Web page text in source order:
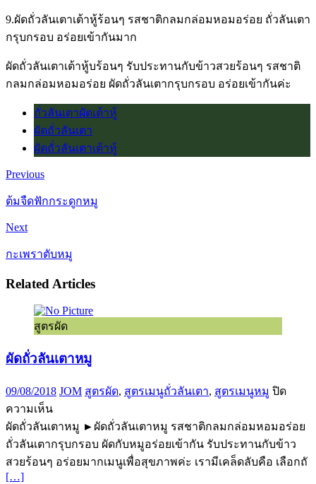
9.ผัดถั่วลันเตาเต้าหู้ร้อนๆ รสชาติกลมกล่อมหอมอร่อย ถั่วลันเตา
กรุบกรอบ อร่อยเข้ากันมาก
ผัดถั่วลันเตาเต้าหู้บร้อนๆ รับประทานกับข้าวสวยร้อนๆ รสชาติ
กลมกล่อมหอมอร่อย ผัดถั่วลันเตากรุบกรอบ อร่อยเข้ากันค่ะ
ถั่วลันเตาผัดเต้าหู้
ผัดถั่วลันเตา
ผัดถั่วลันเตาเต้าหู้
Previous
ต้มจืดฟักกระดูกหมู
Next
กะเพราตับหมู
Related Articles
สูตรผัด
ผัดถั่วลันเตาหมู
09/08/2018 JOM สูตรผัด, สูตรเมนูถั่วลันเตา, สูตรเมนูหมู ปิด
ความเห็นบน
ผัด
ถั่ว
ลันเตา
ผัดถั่วลันเตาหมู ►ผัดถั่วลันเตาหมู รสชาติกลมกล่อมหอมอร่อย
ถั่วลันเตากรุบกรอบ ผัดกับหมูอร่อยเข้ากัน รับประทานกับข้าว
สวยร้อนๆ อร่อยมากเมนูเพื่อสุขภาพค่ะ เรามีเคล็ดลับคือ เลือกถั
[…]